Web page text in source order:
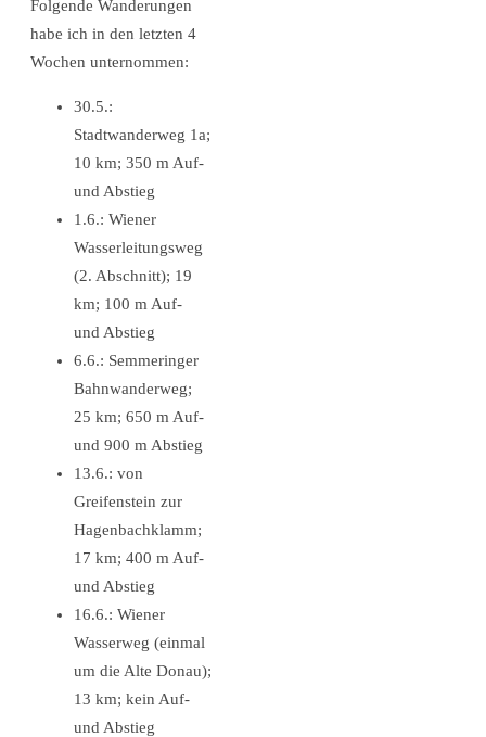
Folgende Wanderungen
habe ich in den letzten 4
Wochen unternommen:
30.5.:
Stadtwanderweg 1a;
10 km; 350 m Auf-
und Abstieg
1.6.: Wiener
Wasserleitungsweg
(2. Abschnitt); 19
km; 100 m Auf-
und Abstieg
6.6.: Semmeringer
Bahnwanderweg;
25 km; 650 m Auf-
und 900 m Abstieg
13.6.: von
Greifenstein zur
Hagenbachklamm;
17 km; 400 m Auf-
und Abstieg
16.6.: Wiener
Wasserweg (einmal
um die Alte Donau);
13 km; kein Auf-
und Abstieg